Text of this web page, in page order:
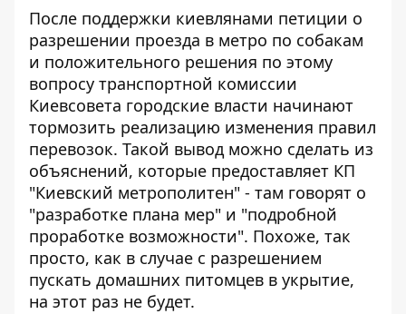
После поддержки киевлянами петиции о
разрешении проезда в метро по собакам
и положительного решения по этому
вопросу транспортной комиссии
Киевсовета городские власти начинают
тормозить реализацию изменения правил
перевозок. Такой вывод можно сделать из
объяснений, которые предоставляет КП
"Киевский метрополитен" - там говорят о
"разработке плана мер" и "подробной
проработке возможности". Похоже, так
просто, как в случае с разрешением
пускать домашних питомцев в укрытие,
на этот раз не будет.